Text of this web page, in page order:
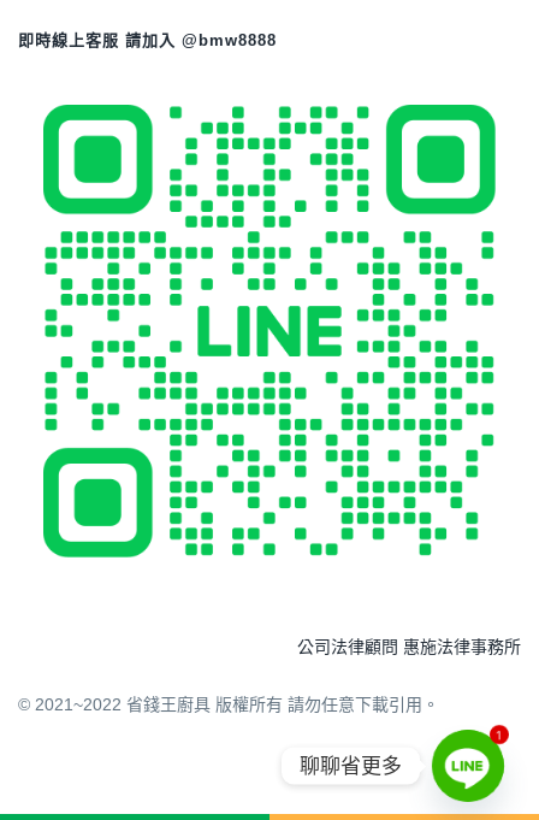
即時線上客服 請加入 @bmw8888
© 2021~2022 省錢王廚具 版權所有 請勿任意下載引用。
公司法律顧問 惠施法律事務所
1
聊聊省更多